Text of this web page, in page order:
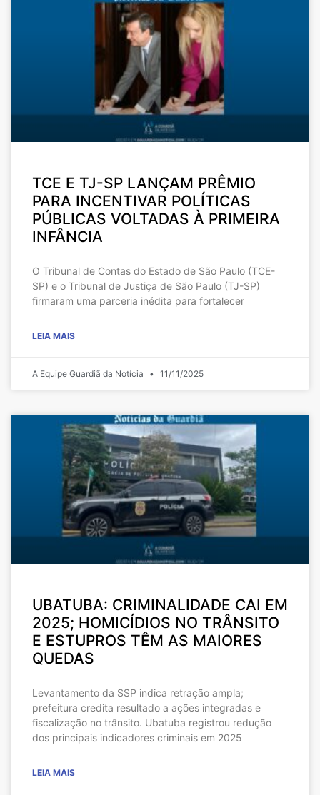
TCE E TJ-SP LANÇAM PRÊMIO
PARA INCENTIVAR POLÍTICAS
PÚBLICAS VOLTADAS À PRIMEIRA
INFÂNCIA
O Tribunal de Contas do Estado de São Paulo (TCE-
SP) e o Tribunal de Justiça de São Paulo (TJ-SP)
firmaram uma parceria inédita para fortalecer
LEIA MAIS
A Equipe Guardiã da Notícia 11/11/2025
UBATUBA: CRIMINALIDADE CAI EM
2025; HOMICÍDIOS NO TRÂNSITO
E ESTUPROS TÊM AS MAIORES
QUEDAS
Levantamento da SSP indica retração ampla;
prefeitura credita resultado a ações integradas e
fiscalização no trânsito. Ubatuba registrou redução
dos principais indicadores criminais em 2025
LEIA MAIS